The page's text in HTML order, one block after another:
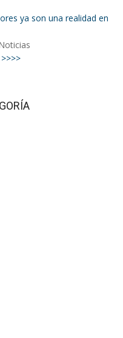
ya son una realidad en
>>>>